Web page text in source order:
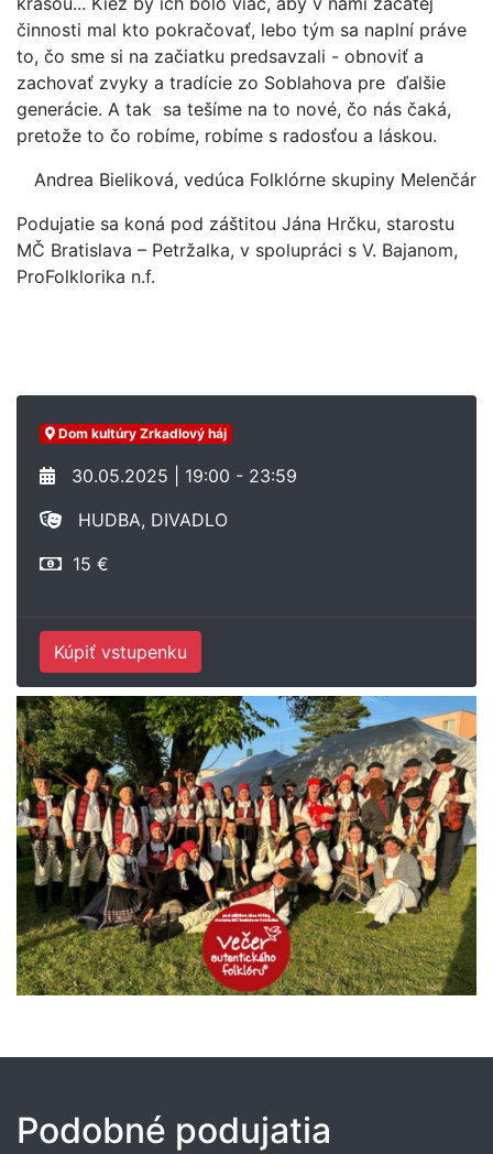
činnosti mal kto pokračovať, lebo tým sa naplní práve
to, čo sme si na začiatku predsavzali - obnoviť a
zachovať zvyky a tradície zo Soblahova pre ďalšie
generácie. A tak sa tešíme na to nové, čo nás čaká,
pretože to čo robíme, robíme s radosťou a láskou.
Andrea Bieliková, vedúca Folklórne skupiny Melenčár
Podujatie sa koná pod záštitou Jána Hrčku, starostu
MČ Bratislava – Petržalka, v spolupráci s V. Bajanom,
ProFolklorika n.f.
Dom kultúry Zrkadlový háj
30.05.2025 | 19:00 - 23:59
HUDBA, DIVADLO
15 €
Kúpiť vstupenku
Podobné podujatia